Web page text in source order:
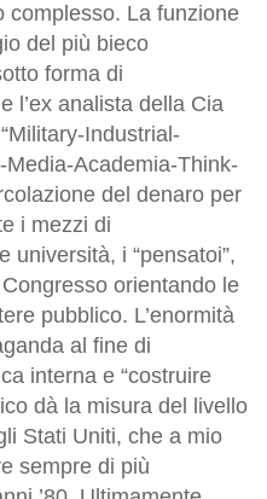
complesso. La funzione
del più bieco
forma di
l’ex analista della Cia
Industrial-
Academia-Think-
del denaro per
i mezzi di
università, i “pensatoi”,
orientando le
pubblico. L’enormità
al fine di
interna e “costruire
dà la misura del livello
Stati Uniti, che a mio
sempre di più